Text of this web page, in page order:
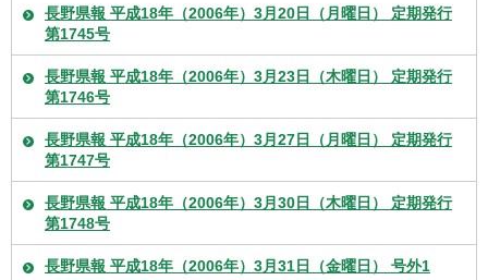
長野県報 平成18年（2006年）3月20日（月曜日） 定期発行
第1745号
長野県報 平成18年（2006年）3月23日（木曜日） 定期発行
第1746号
長野県報 平成18年（2006年）3月27日（月曜日） 定期発行
第1747号
長野県報 平成18年（2006年）3月30日（木曜日） 定期発行
第1748号
長野県報 平成18年（2006年）3月31日（金曜日） 号外1